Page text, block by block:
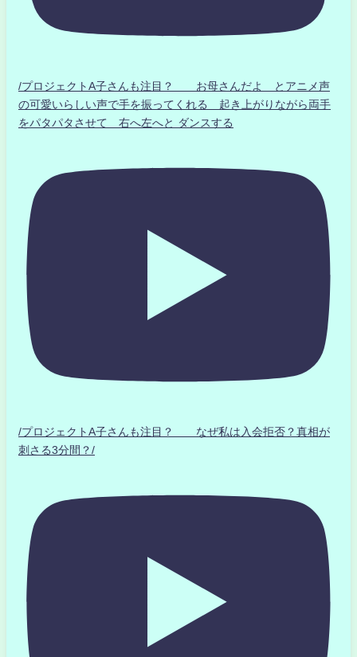
/プロジェクトA子さんも注目？ お母さんだよ とアニメ声
の可愛いらしい声で手を振ってくれる 起き上がりながら両手
をパタパタさせて 右へ左へと ダンスする
/プロジェクトA子さんも注目？ なぜ私は入会拒否？真相が
刺さる3分間？/